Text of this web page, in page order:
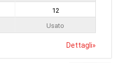
12
Usato
Dettagli»